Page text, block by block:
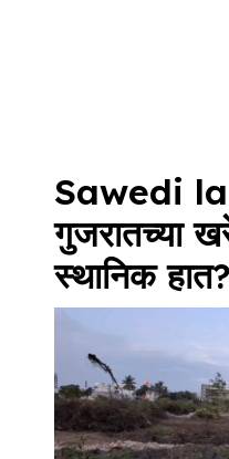
Sawedi
गुजरातच्या
स्थानिक